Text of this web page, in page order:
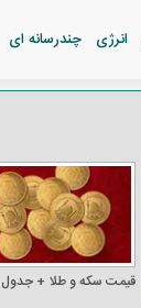
انرژی چندرسانه ای
قیمت سکه و طلا + جدول